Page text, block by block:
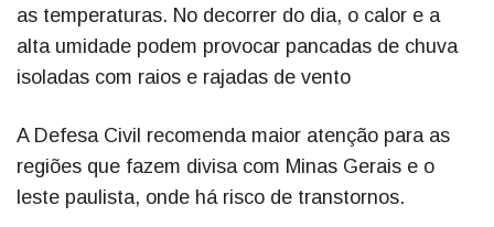
as temperaturas. No decorrer do dia, o calor e a
alta umidade podem provocar pancadas de chuva
isoladas com raios e rajadas de vento
A Defesa Civil recomenda maior atenção para as
regiões que fazem divisa com Minas Gerais e o
leste paulista, onde há risco de transtornos.